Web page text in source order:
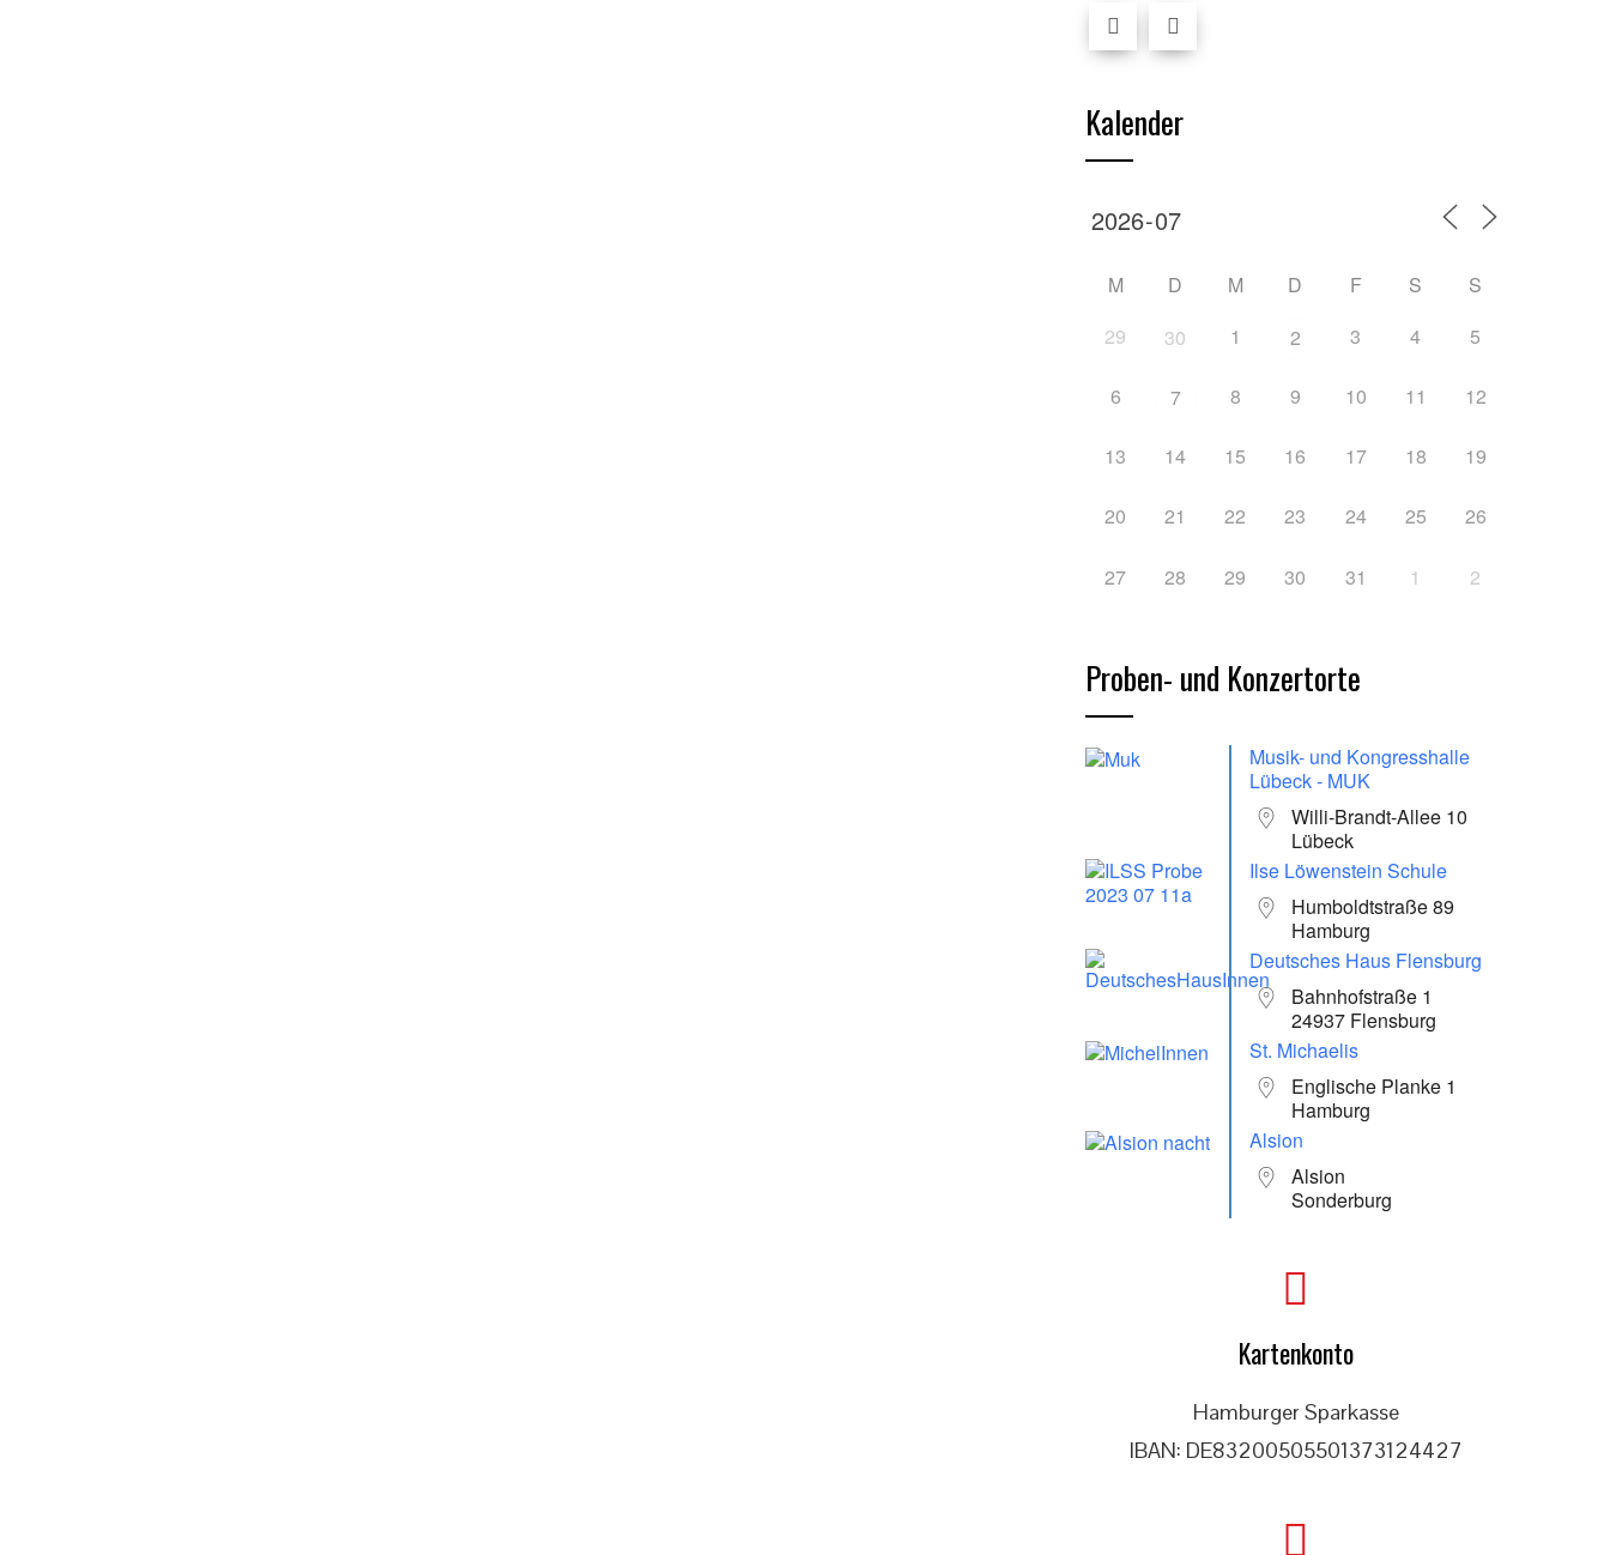
Kalender
M D M D F S
S
29
30 1 2 3 4 5
6 7 8 9 10 11 12
13 14 15 16 17 18 19
20 21 22 23 24 25 26
27 28 29 30 31 1 2
Proben- und Konzertorte
Musik- und Kongresshalle
Lübeck - MUK
Willi-Brandt-Allee 10
Lübeck
Ilse Löwenstein Schule
Humboldtstraße 89
Hamburg
Deutsches Haus Flensburg
Bahnhofstraße 1
24937 Flensburg
St. Michaelis
Englische Planke 1
Hamburg
Alsion
Alsion
Sonderburg
Kartenkonto
Hamburger Sparkasse
IBAN: DE83200505501373124427